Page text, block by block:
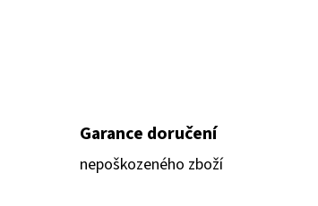
Garance doručení
nepoškozeného zboží